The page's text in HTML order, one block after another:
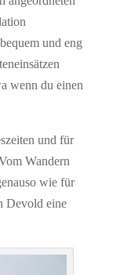
und eng
wenn du einen
und für
Wandern
wie für
Devold eine